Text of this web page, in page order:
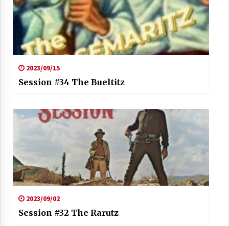
2023/09/15
Session #34 The Bueltitz
2023/09/02
Session #32 The Rarutz